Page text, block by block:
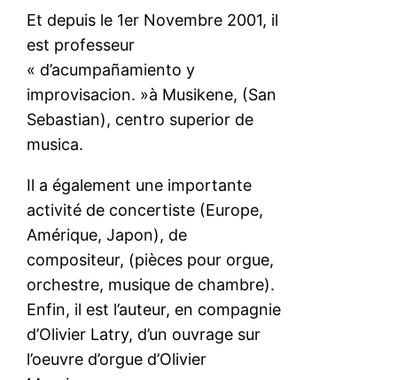
Et depuis le 1er Novembre 2001, il
est professeur
« d’acumpañamiento y
improvisacion. »à Musikene, (San
Sebastian), centro superior de
musica.
Il a également une importante
activité de concertiste (Europe,
Amérique, Japon), de
compositeur, (pièces pour orgue,
orchestre, musique de chambre).
Enfin, il est l’auteur, en compagnie
d’Olivier Latry, d’un ouvrage sur
l’oeuvre d’orgue d’Olivier